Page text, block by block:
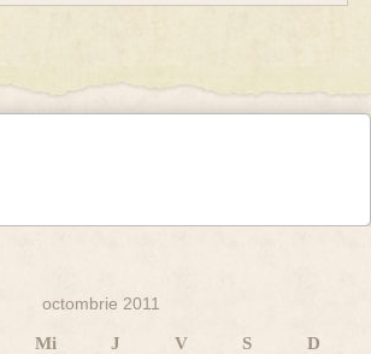
octombrie 2011
Mi J V S
D